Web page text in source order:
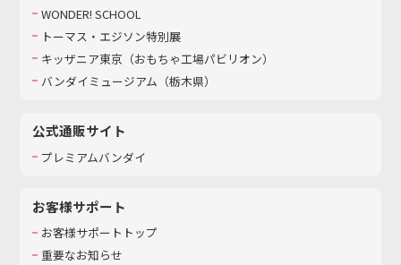
WONDER! SCHOOL
トーマス・エジソン特別展
キッザニア東京（おもちゃ工場パビリオン）​
バンダイミュージアム（栃木県）
公式通販サイト
プレミアムバンダイ
お客様サポート
お客様サポートトップ
重要なお知らせ